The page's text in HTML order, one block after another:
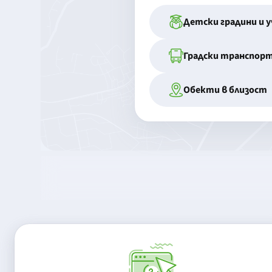
Детски градини и
Градски
Обекти в близост